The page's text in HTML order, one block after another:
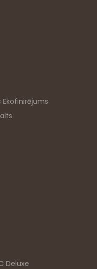
Ekofinirējums
Deluxe